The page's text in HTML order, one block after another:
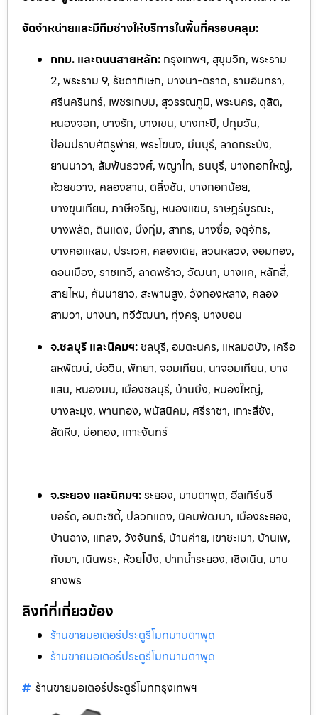
จัดจำหน่ายและมีทีมช่างให้บริการในพื้นที่ครอบคลุม:
กทม. และถนนสายหลัก: กรุงเทพฯ, สุขุมวิท, พระราม
2, พระราม 9, รัชดาภิเษก, บางนา-ตราด, รามอินทรา,
ศรีนครินทร์, เพชรเกษม, สุวรรณภูมิ, พระนคร, ดุสิต,
หนองจอก, บางรัก, บางเขน, บางกะปิ, ปทุมวัน,
ป้อมปราบศัตรูพ่าย, พระโขนง, มีนบุรี, ลาดกระบัง,
ยานนาวา, สัมพันธวงศ์, พญาไท, ธนบุรี, บางกอกใหญ่,
ห้วยขวาง, คลองสาน, ตลิ่งชัน, บางกอกน้อย,
บางขุนเทียน, ภาษีเจริญ, หนองแขม, ราษฎร์บูรณะ,
บางพลัด, ดินแดง, บึงกุ่ม, สาทร, บางซื่อ, จตุจักร,
บางคอแหลม, ประเวศ, คลองเตย, สวนหลวง, จอมทอง,
ดอนเมือง, ราชเทวี, ลาดพร้าว, วัฒนา, บางแค, หลักสี่,
สายไหม, คันนายาว, สะพานสูง, วังทองหลาง, คลอง
สามวา, บางนา, ทวีวัฒนา, ทุ่งครุ, บางบอน
จ.ชลบุรี และนิคมฯ: ชลบุรี, อมตะนคร, แหลมฉบัง, เครือ
สหพัฒน์, บ่อวิน, พัทยา, จอมเทียน, นาจอมเทียน, บาง
แสน, หนองมน, เมืองชลบุรี, บ้านบึง, หนองใหญ่,
บางละมุง, พานทอง, พนัสนิคม, ศรีราชา, เกาะสีชัง,
สัตหีบ, บ่อทอง, เกาะจันทร์
จ.ระยอง และนิคมฯ:ระยอง, มาบตาพุด, อีสเทิร์นซี
บอร์ด, อมตะซิตี้, ปลวกแดง, นิคมพัฒนา, เมืองระยอง,
บ้านฉาง, แกลง, วังจันทร์, บ้านค่าย, เขาชะเมา, บ้านเพ,
ทับมา, เนินพระ, ห้วยโป่ง, ปากน้ำระยอง, เชิงเนิน, มาบ
ยางพร
ลิงก์ที่เกี่ยวข้อง
ร้านขายมอเตอร์ประตูรีโมทมาบตาพุด
ร้านขายมอเตอร์ประตูรีโมทมาบตาพุด
ร้านขายมอเตอร์ประตูรีโมทกรุงเทพฯ